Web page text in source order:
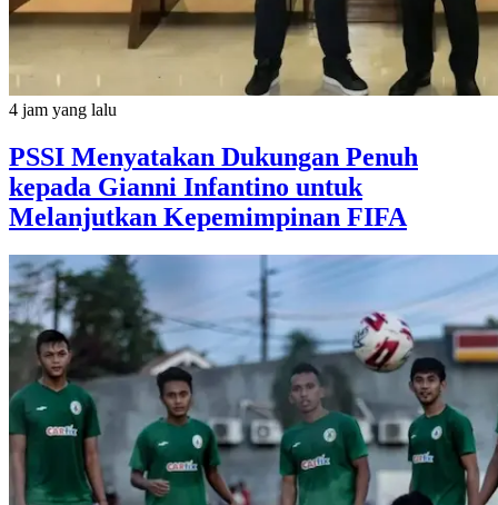
4 jam yang lalu
PSSI Menyatakan Dukungan Penuh
kepada Gianni Infantino untuk
Melanjutkan Kepemimpinan FIFA